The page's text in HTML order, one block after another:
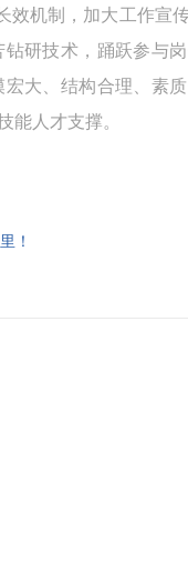
效机制，加大工作宣
研技术，踊跃参与
大、结构合理、素
能人才支撑。
！